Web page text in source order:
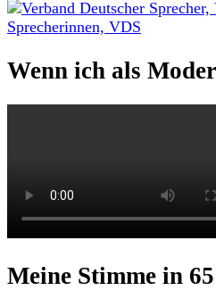
nach:
Wenn ich als
Meine Stimme in